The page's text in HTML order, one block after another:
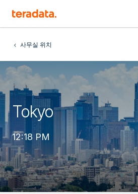
사무실 위치
Tokyo
12:18 PM